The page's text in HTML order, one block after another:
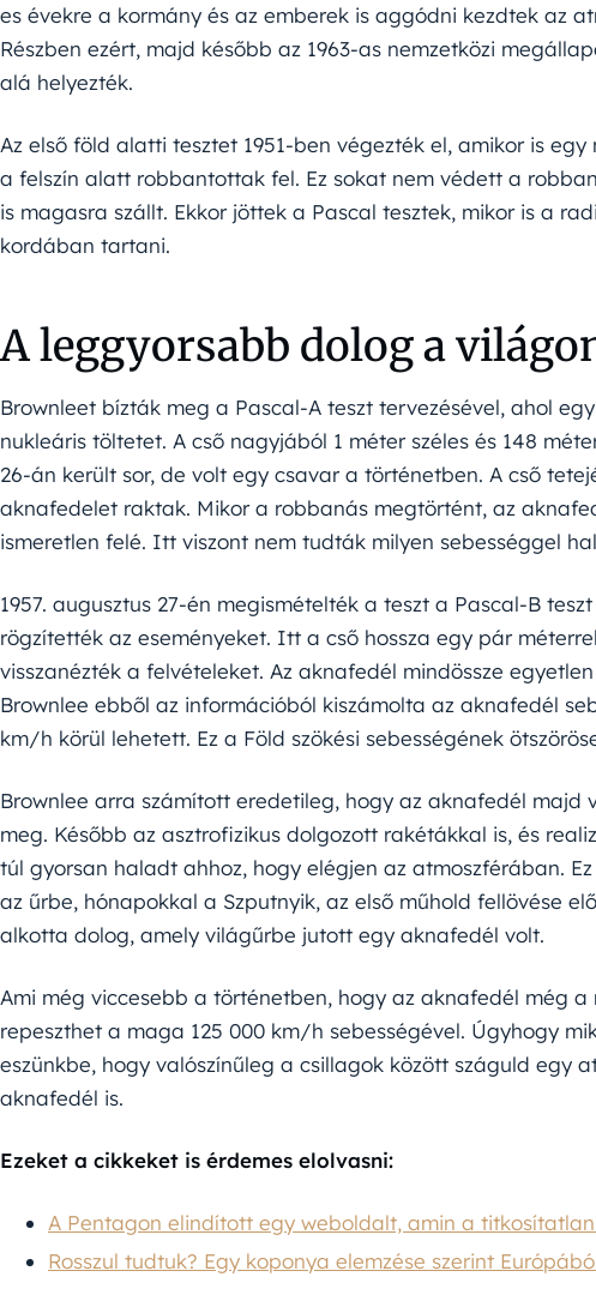
es évekre a kormány és az emberek is aggódni kezdtek az
Részben ezért, majd később az 1963-as nemzetközi
alá helyezték.
Az első föld alatti tesztet 1951-ben végezték el, amikor is
a felszín alatt robbantottak fel. Ez sokat nem védett a
is magasra szállt. Ekkor jöttek a Pascal tesztek, mikor is a
kordában tartani.
A leggyorsabb dolog a
Brownleet bízták meg a Pascal-A teszt tervezésével, ahol
nukleáris töltetet. A cső nagyjából 1 méter széles és 148
26-án került sor, de volt egy csavar a történetben. A cső
aknafedelet raktak. Mikor a robbanás megtörtént, az
ismeretlen felé. Itt viszont nem tudták milyen sebességgel
1957. augusztus 27-én megismételték a teszt a Pascal-B
rögzítették az eseményeket. Itt a cső hossza egy pár
visszanézték a felvételeket. Az aknafedél mindössze
Brownlee ebből az információból kiszámolta az aknafedél
km/h körül lehetett. Ez a Föld szökési sebességének
Brownlee arra számított eredetileg, hogy az aknafedél majd
meg. Később az asztrofizikus dolgozott rakétákkal is, és
túl gyorsan haladt ahhoz, hogy elégjen az atmoszférában.
az űrbe, hónapokkal a Szputnyik, az első műhold fellövése
alkotta dolog, amely világűrbe jutott egy aknafedél volt.
Ami még viccesebb a történetben, hogy az aknafedél még
repeszthet a maga 125 000 km/h sebességével. Úgyhogy
eszünkbe, hogy valószínűleg a csillagok között száguld egy
aknafedél is.
Ezeket a cikkeket is érdemes elolvasni:
A Pentagon elindított egy weboldalt, amin a
Rosszul tudtuk? Egy koponya elemzése szerint